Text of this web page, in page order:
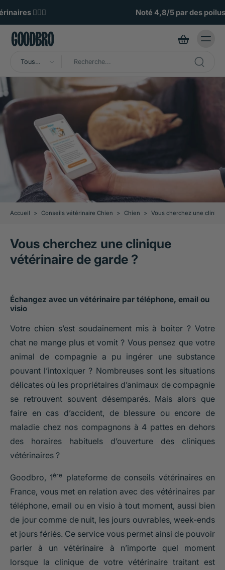
Noté 4,8/5 par des poilus exigeants 🌟
Tous
Accueil > Conseils vétérinaire Chien > Chien > Vous cherchez une
Vous cherchez une clinique
vétérinaire de garde ?
Échangez avec un vétérinaire par téléphone, email ou
visio
Votre chien s’est soudainement mis à boiter ? Votre
chat ne mange plus et vomit ? Vous pensez que votre
animal de compagnie a pu ingérer une substance
pouvant l’intoxiquer ? Nombreuses sont les situations
délicates où les propriétaires d’animaux de compagnie
se retrouvent souvent désemparés. Mais alors que
faire en cas d’accident, de blessure ou encore de
maladie chez nos compagnons à 4 pattes en dehors
des horaires habituels d’ouverture des cliniques
vétérinaires ?
Goodbro, 1ère plateforme de conseils vétérinaires en
France, vous met en relation avec des vétérinaires par
téléphone, email ou en visio à tout moment, aussi bien
de jour comme de nuit, les jours ouvrables, week-ends
et jours fériés. Ce service vous permet ainsi de pouvoir
parler à un vétérinaire à n’importe quel moment
lorsque la clinique de votre vétérinaire traitant est